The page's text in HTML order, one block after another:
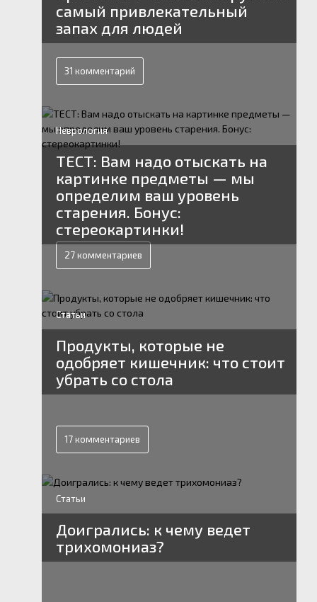
самый привлекательный
запах для людей
31 комментарий
Неврология
ТЕСТ: Вам надо отыскать на
картинке предметы — мы
определим ваш уровень
старения. Бонус:
стереокартинки!
27 комментариев
Статьи
Продукты, которые не
одобряет кишечник: что стоит
убрать со стола
17 комментариев
Статьи
Доигрались: к чему ведет
трихомониаз?